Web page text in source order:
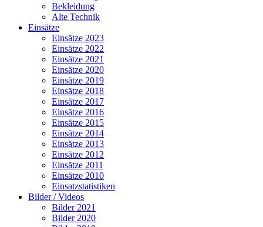
Bekleidung
Alte Technik
Einsätze
Einsätze 2023
Einsätze 2022
Einsätze 2021
Einsätze 2020
Einsätze 2019
Einsätze 2018
Einsätze 2017
Einsätze 2016
Einsätze 2015
Einsätze 2014
Einsätze 2013
Einsätze 2012
Einsätze 2011
Einsätze 2010
Einsatzstatistiken
Bilder / Videos
Bilder 2021
Bilder 2020